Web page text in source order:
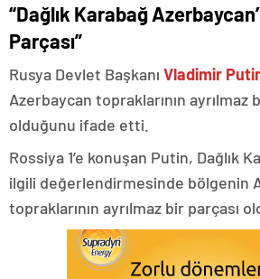
“Dağlık Karabağ
Parçası”
Rusya Devlet Başkanı Vladimir
Azerbaycan topraklarının ayrılmaz
olduğunu ifade etti.
Rossiya 1’e konuşan Putin, Dağlık
ilgili değerlendirmesinde bölgenin
topraklarının ayrılmaz bir parçası